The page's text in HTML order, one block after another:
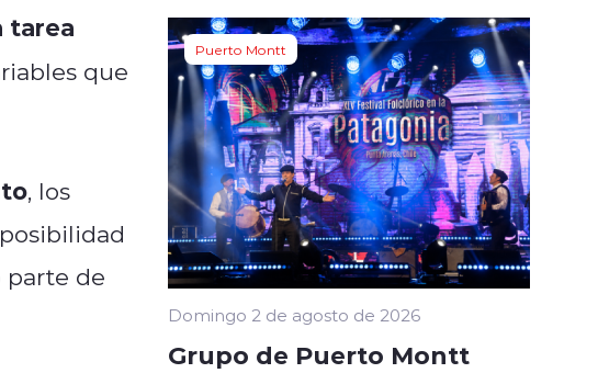
tarea
que
, los
parte de
Puerto Montt
Domingo 2 de agosto de 2026
Grupo de Puerto Montt